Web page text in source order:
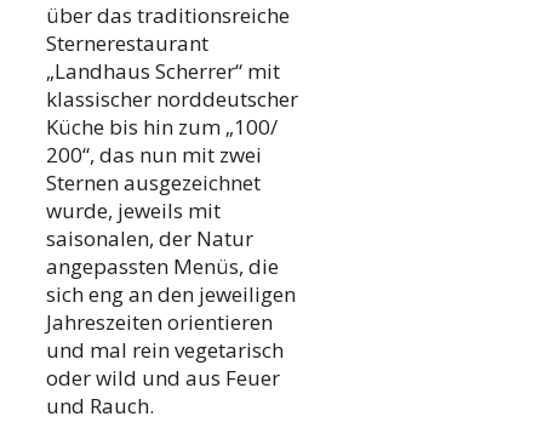
über das traditionsreiche
Sternerestaurant
„Landhaus Scherrer“ mit
klassischer norddeutscher
Küche bis hin zum „100/
200“, das nun mit zwei
Sternen ausgezeichnet
wurde, jeweils mit
saisonalen, der Natur
angepassten Menüs, die
sich eng an den jeweiligen
Jahreszeiten orientieren
und mal rein vegetarisch
oder wild und aus Feuer
und Rauch.